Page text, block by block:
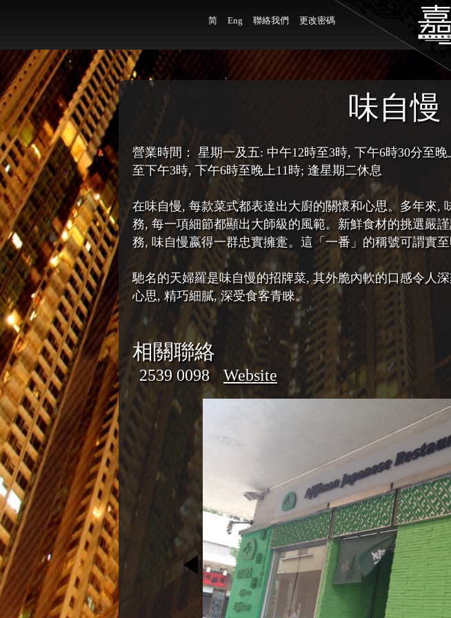
简 Eng 聯絡我們 更改密碼
味自慢
營業時間： 星期一及五: 中午12時至3時, 下午6時30分至
至下午3時, 下午6時至晚上11時; 逢星期二休息
在味自慢, 每款菜式都表達出大廚的關懷和心思。多年來,
務, 每一項細節都顯出大師級的風範。新鮮食材的挑選嚴
務, 味自慢嬴得一群忠實擁疐。這「一番」的稱號可謂實
馳名的天婦羅是味自慢的招牌菜, 其外脆內軟的口感令人
心思, 精巧細膩, 深受食客青睞。
相關聯絡
2539 0098 Website